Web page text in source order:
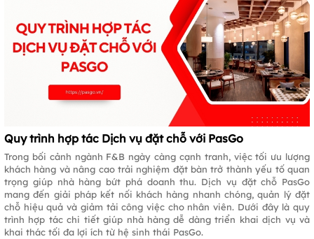
Quy trình hợp tác Dịch vụ đặt chỗ với PasGo
Trong bối cảnh ngành F&B ngày càng cạnh tranh, việc tối ưu lượng
khách hàng và nâng cao trải nghiệm đặt bàn trở thành yếu tố quan
trọng giúp nhà hàng bứt phá doanh thu. Dịch vụ đặt chỗ PasGo
mang đến giải pháp kết nối khách hàng nhanh chóng, quản lý đặt
chỗ hiệu quả và giảm tải công việc cho nhân viên. Dưới đây là quy
trình hợp tác chi tiết giúp nhà hàng dễ dàng triển khai dịch vụ và
khai thác tối đa lợi ích từ hệ sinh thái PasGo.